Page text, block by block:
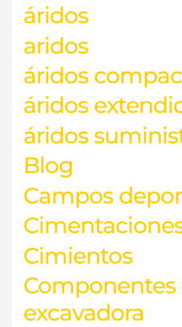
áridos
aridos
áridos
áridos
áridos
Blog
Campos
Cimientos
Componentes
excavadora